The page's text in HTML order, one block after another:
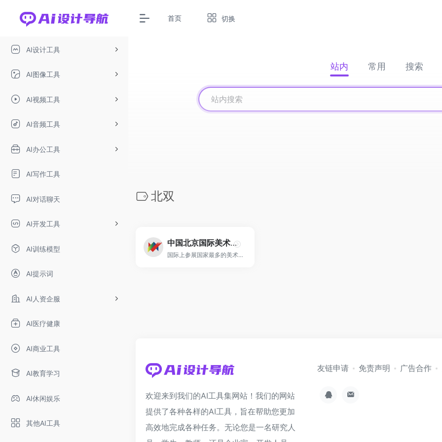
AI设计工具
AI图像工具
AI视频工具
AI音频工具
AI办公工具
AI写作工具
AI对话聊天
AI开发工具
AI训练模型
AI提示词
AI人资企服
AI医疗健康
AI商业工具
AI教育学习
AI休闲娱乐
其他AI工具
首页 切换
站内 常用 搜索
北双
中国北京国际美术双年展
国际上参展国家最多的美术交流平台！
欢迎来到我们的AI工具集网站！我们的网站
提供了各种各样的AI工具，旨在帮助您更加
高效地完成各种任务。无论您是一名研究人
友链申请 免责声明 广告合作